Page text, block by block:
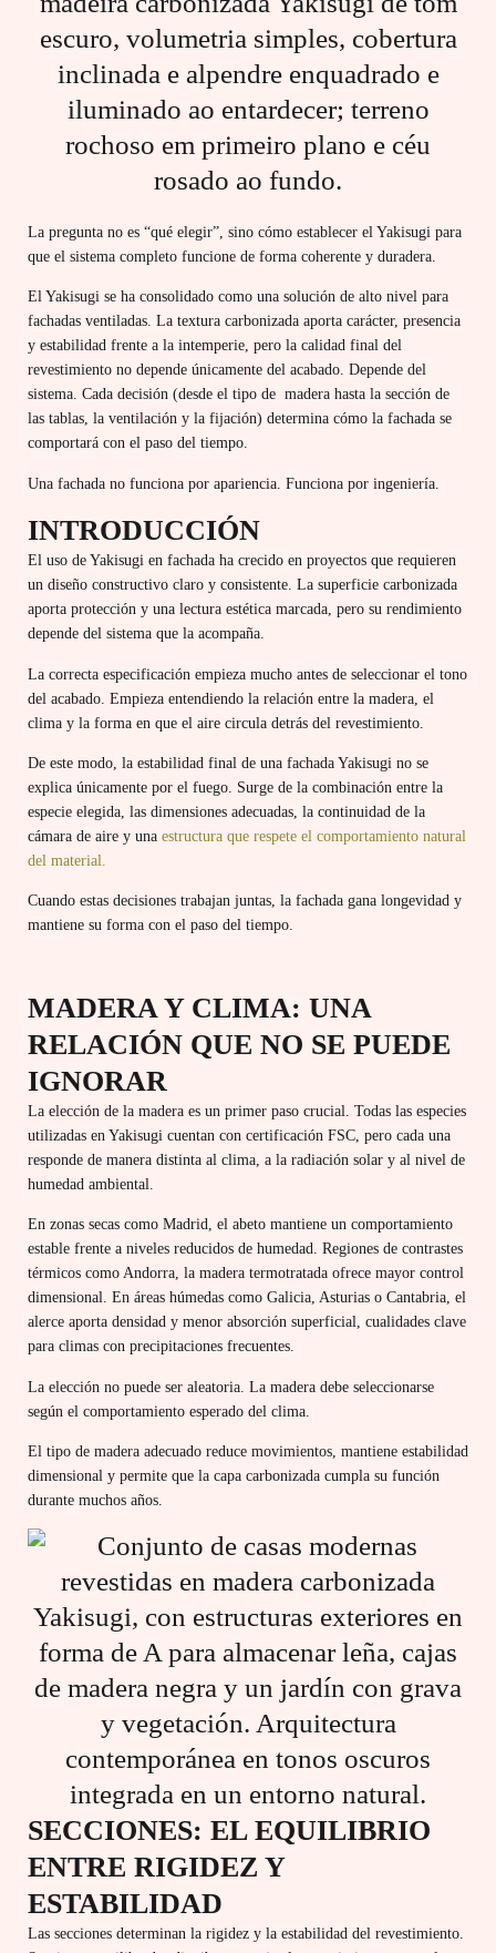
La pregunta no es “qué elegir”, sino cómo establecer el Yakisugi para
que el sistema completo funcione de forma coherente y duradera.
El Yakisugi se ha consolidado como una solución de alto nivel para
fachadas ventiladas. La textura carbonizada aporta carácter, presencia
y estabilidad frente a la intemperie, pero la calidad final del
revestimiento no depende únicamente del acabado. Depende del
sistema. Cada decisión (desde el tipo de madera hasta la sección de
las tablas, la ventilación y la fijación) determina cómo la fachada se
comportará con el paso del tiempo.
Una fachada no funciona por apariencia. Funciona por ingeniería.
INTRODUCCIÓN
El uso de Yakisugi en fachada ha crecido en proyectos que requieren
un diseño constructivo claro y consistente. La superficie carbonizada
aporta protección y una lectura estética marcada, pero su rendimiento
depende del sistema que la acompaña.
La correcta especificación empieza mucho antes de seleccionar el tono
del acabado. Empieza entendiendo la relación entre la madera, el
clima y la forma en que el aire circula detrás del revestimiento.
De este modo, la estabilidad final de una fachada Yakisugi no se
explica únicamente por el fuego. Surge de la combinación entre la
especie elegida, las dimensiones adecuadas, la continuidad de la
cámara de aire y una estructura que respete el comportamiento natural
del material.
Cuando estas decisiones trabajan juntas, la fachada gana longevidad y
mantiene su forma con el paso del tiempo.
MADERA Y CLIMA: UNA
RELACIÓN QUE NO SE PUEDE
IGNORAR
La elección de la madera es un primer paso crucial. Todas las especies
utilizadas en Yakisugi cuentan con certificación FSC, pero cada una
responde de manera distinta al clima, a la radiación solar y al nivel de
humedad ambiental.
En zonas secas como Madrid, el abeto mantiene un comportamiento
estable frente a niveles reducidos de humedad. Regiones de contrastes
térmicos como Andorra, la madera termotratada ofrece mayor control
dimensional. En áreas húmedas como Galicia, Asturias o Cantabria, el
alerce aporta densidad y menor absorción superficial, cualidades clave
para climas con precipitaciones frecuentes.
La elección no puede ser aleatoria. La madera debe seleccionarse
según el comportamiento esperado del clima.
El tipo de madera adecuado reduce movimientos, mantiene estabilidad
dimensional y permite que la capa carbonizada cumpla su función
durante muchos años.
SECCIONES: EL EQUILIBRIO
ENTRE RIGIDEZ Y
ESTABILIDAD
Las secciones determinan la rigidez y la estabilidad del revestimiento.